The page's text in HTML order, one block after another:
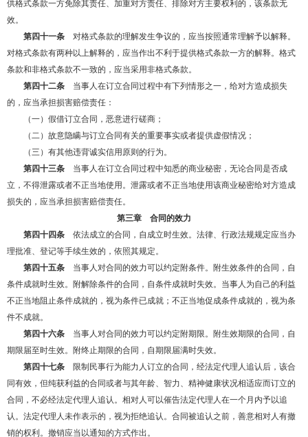
供格式条款一方免除其责任、加重对方责任、排除对方主要权利的，该条款无
效。
第四十一条 对格式条款的理解发生争议的，应当按照通常理解予以解释。
对格式条款有两种以上解释的，应当作出不利于提供格式条款一方的解释。格式
条款和非格式条款不一致的，应当采用非格式条款。
第四十二条 当事人在订立合同过程中有下列情形之一，给对方造成损失
的，应当承担损害赔偿责任：
（一）假借订立合同，恶意进行磋商；
（二）故意隐瞒与订立合同有关的重要事实或者提供虚假情况；
（三）有其他违背诚实信用原则的行为。
第四十三条 当事人在订立合同过程中知悉的商业秘密，无论合同是否成
立，不得泄露或者不正当地使用。泄露或者不正当地使用该商业秘密给对方造成
损失的，应当承担损害赔偿责任。
第三章 合同的效力
第四十四条 依法成立的合同，自成立时生效。法律、行政法规规定应当办
理批准、登记等手续生效的，依照其规定。
第四十五条 当事人对合同的效力可以约定附条件。附生效条件的合同，自
条件成就时生效。附解除条件的合同，自条件成就时失效。当事人为自己的利益
不正当地阻止条件成就的，视为条件已成就；不正当地促成条件成就的，视为条
件不成就。
第四十六条 当事人对合同的效力可以约定附期限。附生效期限的合同，自
期限届至时生效。附终止期限的合同，自期限届满时失效。
第四十七条 限制民事行为能力人订立的合同，经法定代理人追认后，该合
同有效，但纯获利益的合同或者与其年龄、智力、精神健康状况相适应而订立的
合同，不必经法定代理人追认。相对人可以催告法定代理人在一个月内予以追
认。法定代理人未作表示的，视为拒绝追认。合同被追认之前，善意相对人有撤
销的权利。撤销应当以通知的方式作出。